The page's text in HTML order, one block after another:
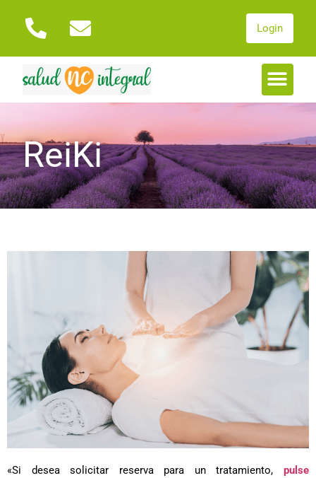
Login
ReiKi
«Si desea solicitar reserva para un tratamiento, pulse